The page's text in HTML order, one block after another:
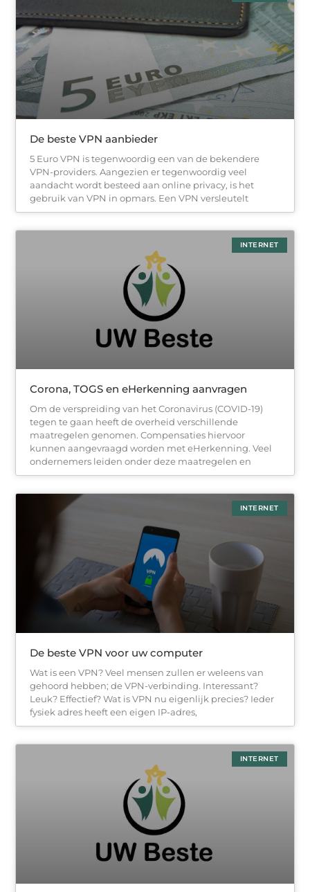
De beste VPN aanbieder
5 Euro VPN is tegenwoordig een van de bekendere
VPN-providers. Aangezien er tegenwoordig veel
aandacht wordt besteed aan online privacy, is het
gebruik van VPN in opmars. Een VPN versleutelt
INTERNET
Corona, TOGS en eHerkenning aanvragen
Om de verspreiding van het Coronavirus (COVID-19)
tegen te gaan heeft de overheid verschillende
maatregelen genomen. Compensaties hiervoor
kunnen aangevraagd worden met eHerkenning. Veel
ondernemers leiden onder deze maatregelen en
INTERNET
De beste VPN voor uw computer
Wat is een VPN? Veel mensen zullen er weleens van
gehoord hebben; de VPN-verbinding. Interessant?
Leuk? Effectief? Wat is VPN nu eigenlijk precies? Ieder
fysiek adres heeft een eigen IP-adres,
INTERNET